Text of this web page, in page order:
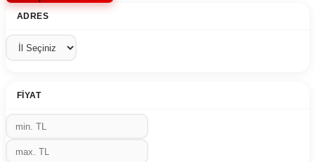
ADRES
FIYAT